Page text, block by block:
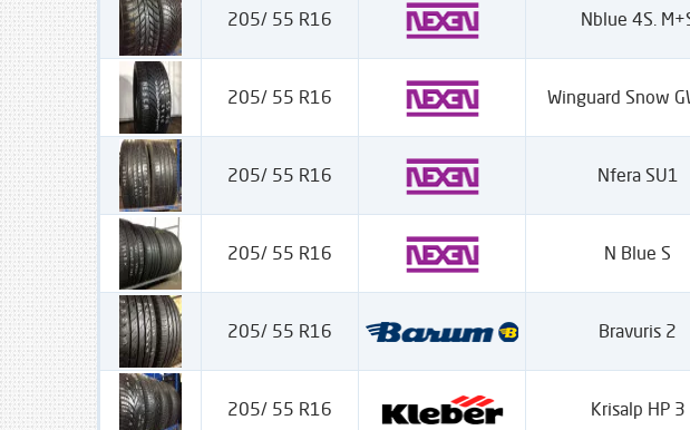
205/ 55 R16 Nblue 4S.
205/ 55 R16 Winguard Snow
205/ 55 R16 Nfera SU1
205/ 55 R16 N Blue S
205/ 55 R16 Bravuris 2
205/ 55 R16 Krisalp HP 3